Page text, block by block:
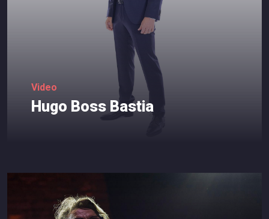
Video
Hugo Boss Bastia